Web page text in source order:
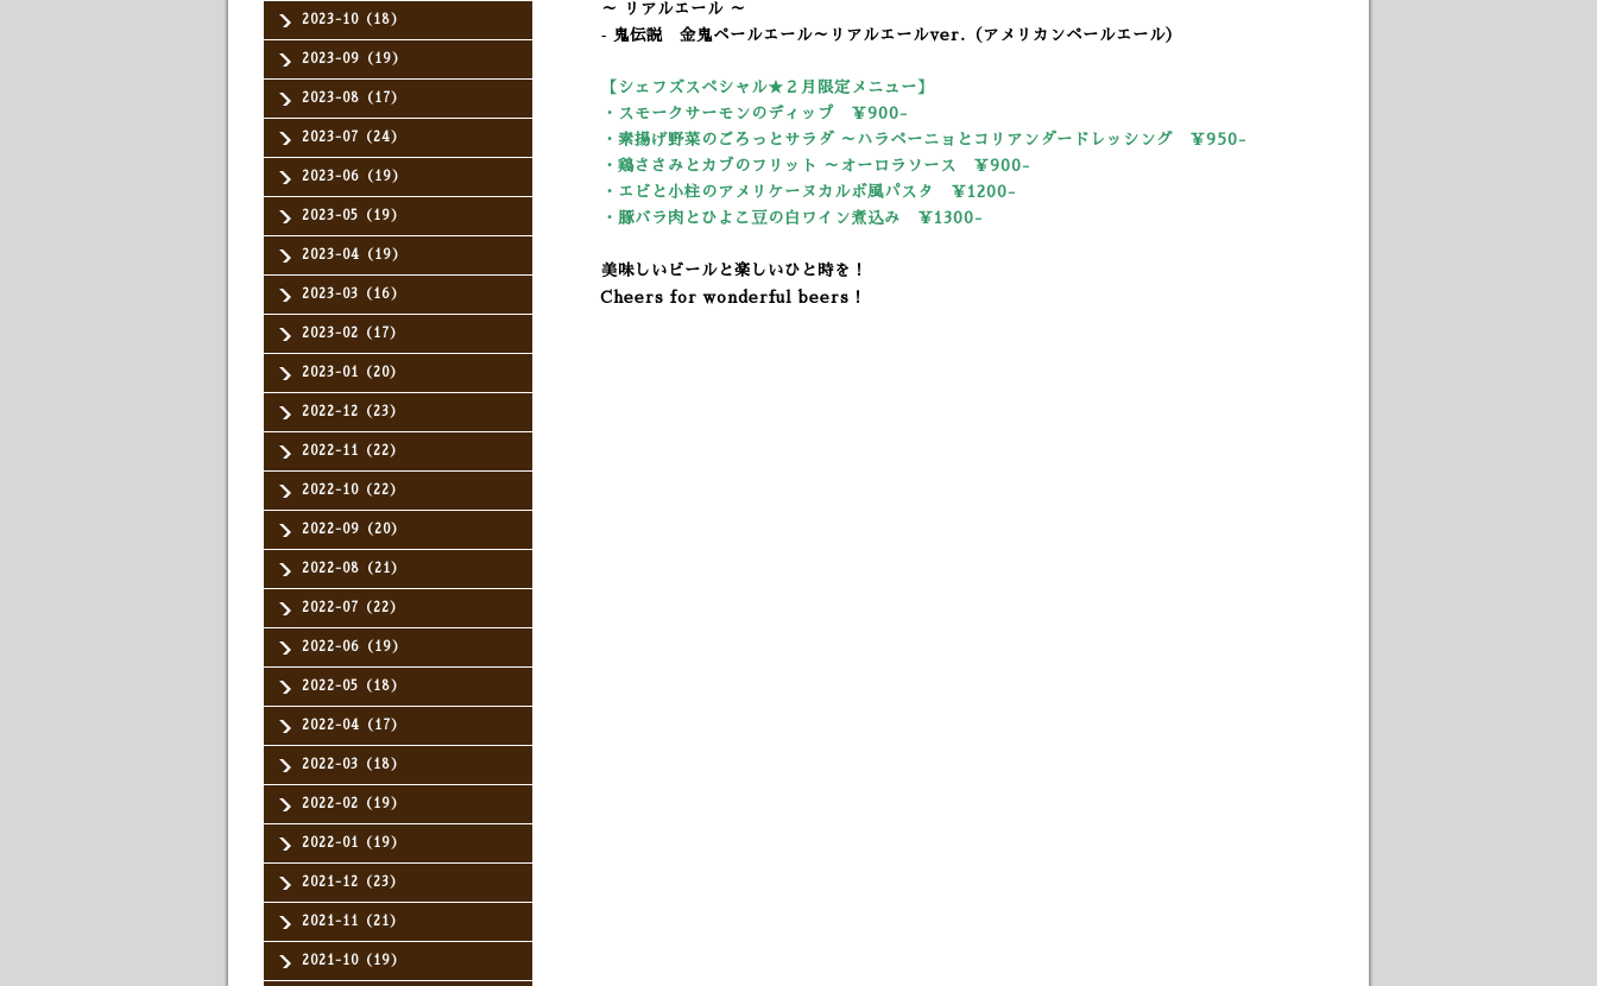
2023-10（18）
2023-09（19）
2023-08（17）
2023-07（24）
2023-06（19）
2023-05（19）
2023-04（19）
2023-03（16）
2023-02（17）
2023-01（20）
2022-12（23）
2022-11（22）
2022-10（22）
2022-09（20）
2022-08（21）
2022-07（22）
2022-06（19）
2022-05（18）
2022-04（17）
2022-03（18）
2022-02（19）
2022-01（19）
2021-12（23）
2021-11（21）
2021-10（19）
～ リアルエール ～
‐ 鬼伝説 金鬼ペールエール～リアルエールver.（アメリカンペールエール）
【シェフズスペシャル★２ 月限定メニュー】
・スモークサーモンのディップ ￥900-
・素揚げ野菜のごろっとサラダ ～ハラペーニョとコリアンダードレッシング ￥950-
・鶏ささみとカブのフリット ～オーロラソース ￥900-
・エビと小柱のアメリケーヌカルボ風パスタ ￥1200-
・豚バラ肉とひよこ豆の白ワイン煮込み ￥1300-
美味しいビールと楽しいひと時を！
Cheers for wonderful beers！